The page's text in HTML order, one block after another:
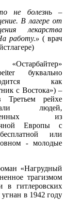
не болезнь –
В лагере от
лекарства
работу.» ( врач
буквально
как
с Востока») –
Третьем рейхе
людей,
из
Европы с
или
- молодые
«Нагрудный
трагизмом
в гитлеровских
в 1942 году